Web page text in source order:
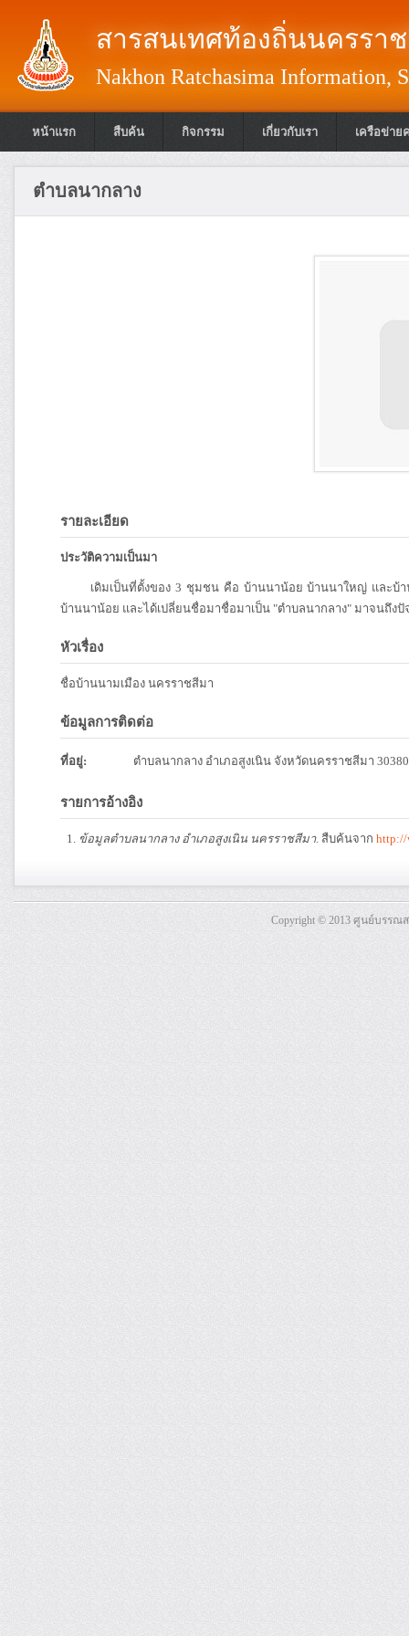
สารสนเทศท้องถิ่นนครรา
Nakhon Ratchasima Information,
หน้าแรก สืบค้น กิจกรรม เกี่ยวกับเรา เครือข่าย
ตำบลนากลาง
รายละเอียด
ประวัติความเป็นมา
เดิมเป็นที่ตั้งของ 3 ชุมชน คือ บ้านนาน้อย บ้านนาใหญ่ และบ้าน
บ้านนาน้อย และได้เปลี่ยนชื่อมาชื่อมาเป็น "ตำบลนากลาง" มาจนถึงปั
หัวเรื่อง
ชื่อบ้านนามเมือง นครราชสีมา
ข้อมูลการติดต่อ
ที่อยู่: ตำบลนากลาง อำเภอสูงเนิน จังหวัดนครราชสีมา 30380
รายการอ้างอิง
ข้อมูลตำบลนากลาง อำเภอสูงเนิน นครราชสีมา. สืบค้นจาก http://
Copyright © 2013 ศูนย์บรร